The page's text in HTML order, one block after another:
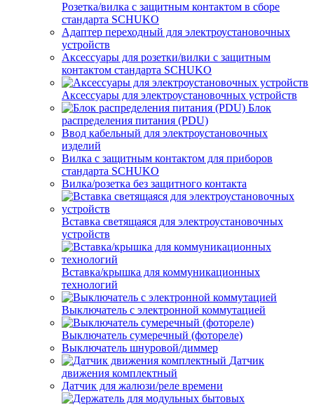
Розетка/вилка с защитным контактом в сборе
стандарта SCHUKO
Адаптер переходный для электроустановочных
устройств
Аксессуары для розетки/вилки с защитным
контактом стандарта SCHUKO
Аксессуары для электроустановочных устройств
Блок
распределения питания (PDU)
Ввод кабельный для электроустановочных
изделий
Вилка с защитным контактом для приборов
стандарта SCHUKO
Вилка/розетка без защитного контакта
Вставка светящаяся для электроустановочных
устройств
Вставка/крышка для коммуникационных
технологий
Выключатель с электронной коммутацией
Выключатель сумеречный (фотореле)
Выключатель шнуровой/диммер
Датчик
движения комплектный
Датчик для жалюзи/реле времени